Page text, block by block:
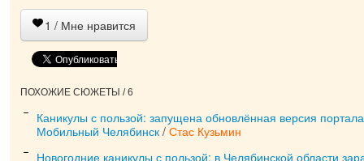
1 / Мне нравится
ПОХОЖИЕ СЮЖЕТЫ / 6
Каникулы с пользой: запущена обновлённая версия
Мобильный Челябинск / Стас Кузьмин
Новогодние каникулы с пользой: в Челябинской области